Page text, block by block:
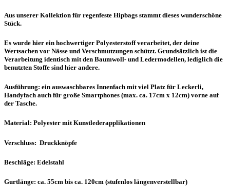
Aus unserer Kollektion für regenfeste Hipbags stammt dieses wunderschöne
Stück.
Es wurde hier ein hochwertiger Polyesterstoff verarbeitet, der deine
Wertsachen vor Nässe und Verschmutzungen schützt. Grundsätzlich ist die
Verarbeitung identisch mit den Baumwoll- und Ledermodellen, lediglich die
benutzten Stoffe sind hier andere.
Ausführung: ein auswaschbares Innenfach mit viel Platz für Leckerli,
Handyfach auch für große Smartphones (max. ca. 17cm x 12cm) vorne auf
der Tasche.
Material: Polyester mit Kunstlederapplikationen
Verschluss: Druckknöpfe
Beschläge: Edelstahl
Gurtlänge: ca. 55cm bis ca. 120cm (stufenlos längenverstellbar)